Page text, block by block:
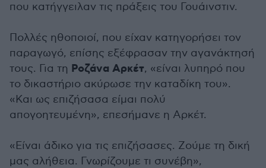
που κατήγγειλαν τις πράξεις του Γουάινστιν.
Πολλές ηθοποιοί, που είχαν κατηγορήσει τον
παραγωγό, επίσης εξέφρασαν την αγανάκτησή
τους. Για τη Ροζάνα Αρκέτ, «είναι λυπηρό που
το δικαστήριο ακύρωσε την καταδίκη του».
«Και ως επιζήσασα είμαι πολύ
απογοητευμένη», επεσήμανε η Αρκέτ.
«Είναι άδικο για τις επιζήσασες. Ζούμε τη δική
μας αλήθεια. Γνωρίζουμε τι συνέβη»,